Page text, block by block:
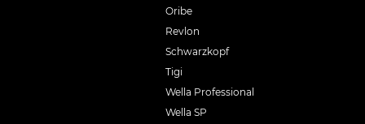
Oribe
Revlon
Schwarzkopf
Tigi
Wella Professional
Wella SP